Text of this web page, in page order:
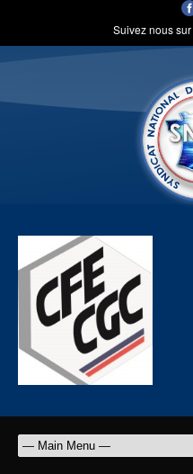
Suivez nous